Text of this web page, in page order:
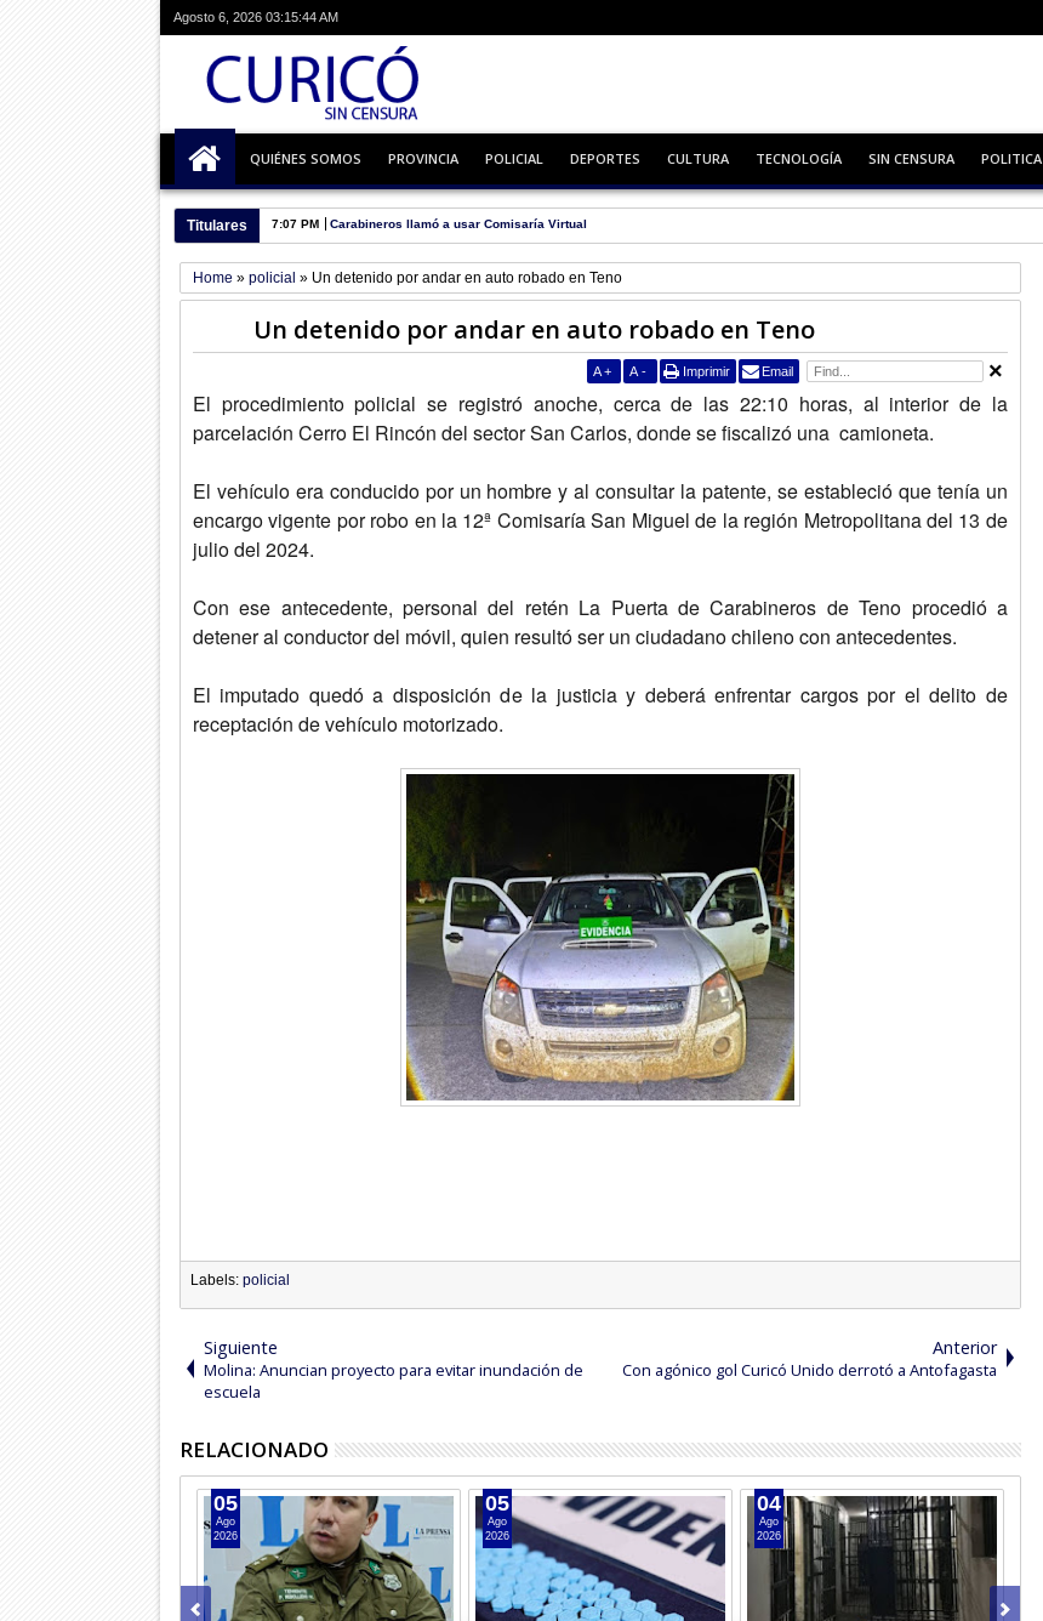
Agosto 6, 2026 03:15:45 AM
QUIÉNES SOMOS PROVINCIA POLICIAL DEPORTES CULTURA TECNOLOGÍA SIN CENSURA POLITICA
Titulares 6:55 PM Escuela busca alumnos para primero básico
Home » policial » Un detenido por andar en auto robado en Teno
Un detenido por andar en auto robado en Teno
A + A - Imprimir Email
El procedimiento policial se registró anoche, cerca de las 22:10 horas, al interior de la
parcelación Cerro El Rincón del sector San Carlos, donde se fiscalizó una camioneta.
El vehículo era conducido por un hombre y al consultar la patente, se estableció que tenía un
encargo vigente por robo en la 12ª Comisaría San Miguel de la región Metropolitana del 13 de
julio del 2024.
Con ese antecedente, personal del retén La Puerta de Carabineros de Teno procedió a
detener al conductor del móvil, quien resultó ser un ciudadano chileno con antecedentes.
El imputado quedó a disposición de la justicia y deberá enfrentar cargos por el delito de
receptación de vehículo motorizado.
Labels: policial
Siguiente
Molina: Anuncian proyecto para evitar inundación de
escuela
Anterior
Con agónico gol Curicó Unido derrotó a Antofagasta
RELACIONADO
05
Ago
2026
05
Ago
2026
04
Ago
2026